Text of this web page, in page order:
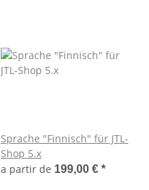
Sprache "Finnisch" für JTL-
Shop 5.x
a partir de 199,00 € *